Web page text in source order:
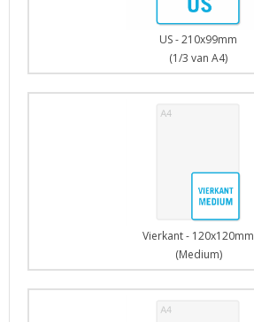
US - 210x99mm
(1/3 van A4)
Vierkant - 120x120mm
(Medium)